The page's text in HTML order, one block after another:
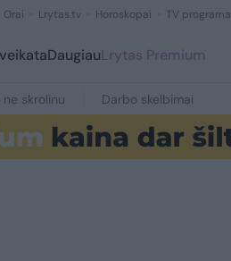
Orai Lrytas.tv Horoskopai TV programa
DaugiauLrytas Premium
ne skrolinu Darbo skelbimai